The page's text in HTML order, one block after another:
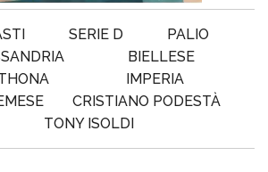
SERIE D
PALIO
BIELLESE
IMPERIA
CRISTIANO PODESTÀ
TONY ISOLDI